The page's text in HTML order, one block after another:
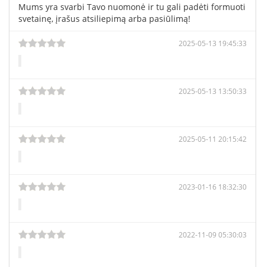
Mums yra svarbi Tavo nuomonė ir tu gali padėti formuoti
svetainę, įrašus atsiliepimą arba pasiūlimą!
2025-05-13 19:45:33
2025-05-13 13:50:33
2025-05-11 20:15:42
2023-01-16 18:32:30
2022-11-09 05:30:03